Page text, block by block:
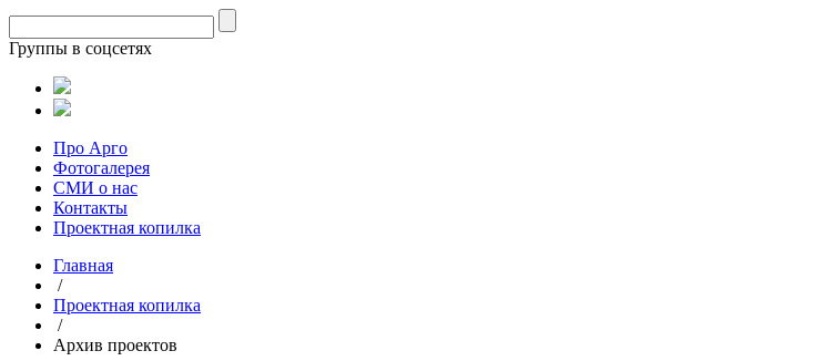
Группы в соцсетях
Про Арго
Фотогалерея
СМИ о нас
Контакты
Проектная копилка
Главная
/
Проектная копилка
/
Архив проектов